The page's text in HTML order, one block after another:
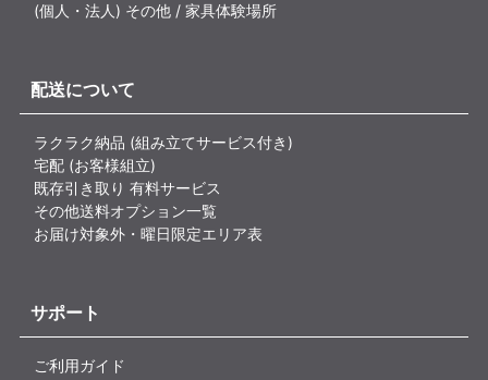
(個人・法人) その他 / 家具体験場所
配送について
ラクラク納品 (組み立てサービス付き)
宅配 (お客様組立)
既存引き取り 有料サービス
その他送料オプション一覧
お届け対象外・曜日限定エリア表
サポート
ご利用ガイド